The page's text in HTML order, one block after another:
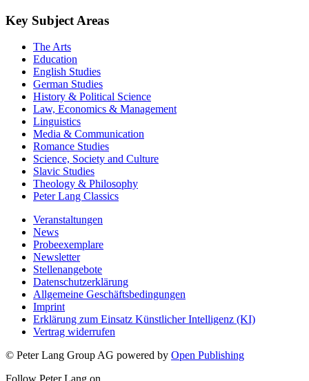
Key Subject Areas
The Arts
Education
English Studies
German Studies
History & Political Science
Law, Economics & Management
Linguistics
Media & Communication
Romance Studies
Science, Society and Culture
Slavic Studies
Theology & Philosophy
Peter Lang Classics
Veranstaltungen
News
Probeexemplare
Newsletter
Stellenangebote
Datenschutzerklärung
Allgemeine Geschäftsbedingungen
Imprint
Erklärung zum Einsatz Künstlicher Intelligenz (KI)
Vertrag widerrufen
© Peter Lang Group AG powered by Open Publishing